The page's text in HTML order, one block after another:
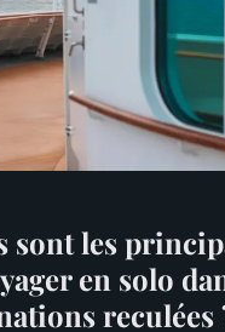
sont les
en solo
reculées